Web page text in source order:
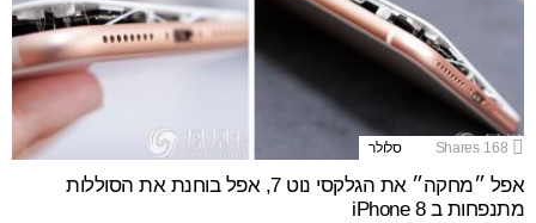
168
Shares סלולר
אפל ״מחקה״ את הגלקסי נוט 7, אפל בוחנת את הסוללות
מתנפחות ב iPhone 8